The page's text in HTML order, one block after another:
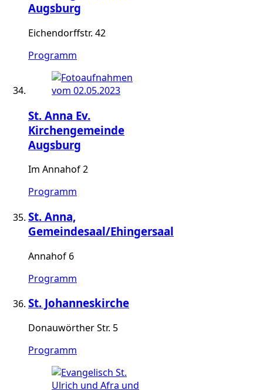
Augsburg
Eichendorffstr. 42
Programm
St. Anna Ev.
Kirchengemeinde
Augsburg
Im Annahof 2
Programm
St. Anna,
Gemeindesaal/Ehingersaal
Annahof 6
Programm
St. Johanneskirche
Donauwörther Str. 5
Programm